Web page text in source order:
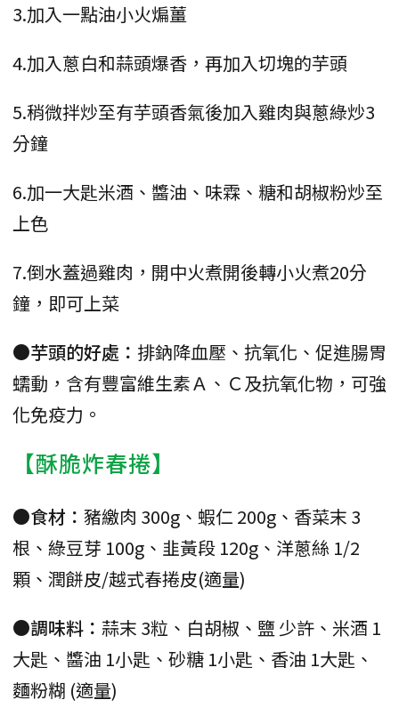
3.加入一點油小火煸薑
4.加入蔥白和蒜頭爆香，再加入切塊的芋頭
5.稍微拌炒至有芋頭香氣後加入雞肉與蔥綠炒3
分鐘
6.加一大匙米酒、醬油、味霖、糖和胡椒粉炒至
上色
7.倒水蓋過雞肉，開中火煮開後轉小火煮20分
鐘，即可上菜
●芋頭的好處： 排鈉降血壓、抗氧化、促進腸胃
蠕動，含有豐富維生素Ａ、Ｃ及抗氧化物，可強
化免疫力。
【酥脆炸春捲】
●食材： 豬繳肉 300g、蝦仁 200g、香菜末 3
根、綠豆芽 100g、韭黃段 120g、洋蔥絲 1/2
顆、潤餅皮/越式春捲皮(適量)
●調味料： 蒜末 3粒、白胡椒、鹽 少許、米酒 1
大匙、醬油 1小匙、砂糖 1小匙、香油 1大匙、
麵粉糊 (適量)